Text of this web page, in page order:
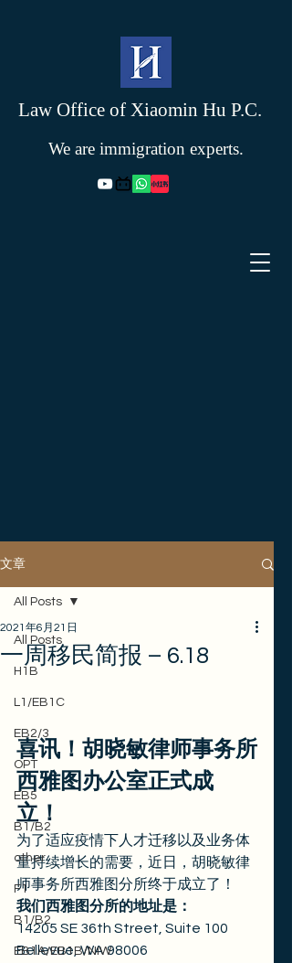
Law Office of Xiaomin Hu P.C.
We are immigration experts.
文章
All Posts
H1B
L1/EB1C
EB2/3
OPT
EB5
B1/B2
other
F1
B1/B2
EB1A/EB1B/NIW
All Posts
一周移民简报 – 6.18
2021年6月21日
喜讯！胡晓敏律师事务所
西雅图办公室正式成
立！
为了适应疫情下人才迁移以及业务体
量持续增长的需要，近日，胡晓敏律
师事务所西雅图分所终于成立了！
我们西雅图分所的地址是：
14205 SE 36th Street, Suite 100
Bellevue, WA 98006